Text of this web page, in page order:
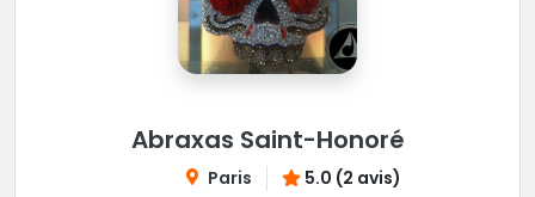
Abraxas Saint-Honoré
Paris 5.0 (2 avis)